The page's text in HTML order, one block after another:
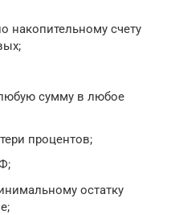
накопительному счету
сумму в любое
процентов;
остатку